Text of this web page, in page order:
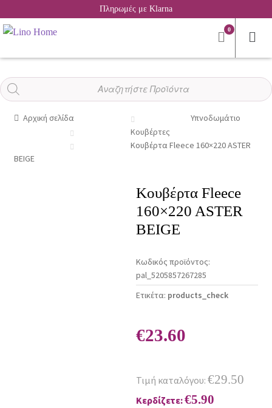
Πληρωμές με Klarna
0
Αναζήτηση
προϊόντων
Αρχική σελίδα
Υπνοδωμάτιο
Κουβέρτες
Κουβέρτα Fleece 160×220 ASTER
BEIGE
Κουβέρτα Fleece
160×220 ASTER
BEIGE
Κωδικός προϊόντος:
pal_5205857267285
Ετικέτα: products_check
€23.60
Τιμή καταλόγου: €29.50
Κερδίζετε:€5.90